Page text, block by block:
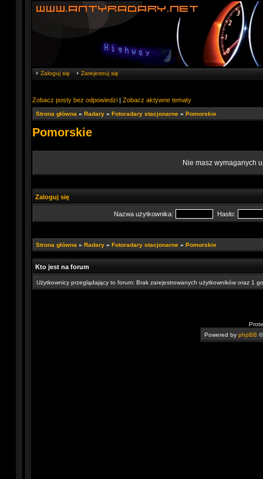
Zaloguj się Zarejestruj się
Zobacz posty bez odpowiedzi | Zobacz aktywne tematy
Strona główna » Radary » Fotoradary stacjonarne » Pomorskie
Pomorskie
Nie masz wymaganych
Zaloguj się
Nazwa użytkownika: Hasło:
Strona główna » Radary » Fotoradary stacjonarne » Pomorskie
Kto jest na forum
Użytkownicy przeglądający to forum: Brak zarejestrowanych użytkowników oraz 1
Powered by phpBB